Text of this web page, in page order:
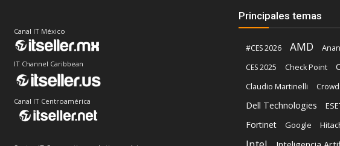
Canal IT México
IT Channel Caribbean
Canal IT Centroamérica
Principales temas
#CES 2026 AMD
CES 2025
Check Point
Claudio Martinelli
Dell Technologies
Fortinet Google